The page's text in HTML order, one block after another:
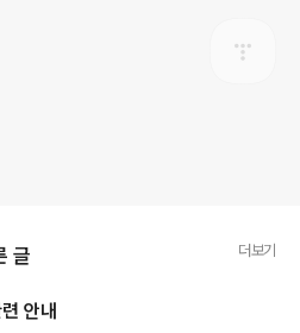
글 더보기
안내